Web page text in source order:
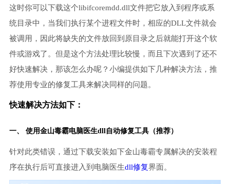
这时你可以下载这个libifcoremdd.dll文件把它放入到程序或系
统目录中，当我们执行某个进程文件时，相应的DLL文件就会
被调用，因此将缺失的文件放回到原目录之后就能打开这个软
件或游戏了。但是这个方法处理比较慢，而且下次遇到了还不
好快速解决，那该怎么办呢？小编提供如下几种解决方法，推
荐使用专业的修复工具来解决同样的问题。
快速解决方法如下：
一、 使用金山毒霸电脑医生dll自动修复工具（推荐）
针对此类错误，通过下载安装如下金山毒霸专属解决的安装程
序在执行后可直接进入到电脑医生dll修复界面。